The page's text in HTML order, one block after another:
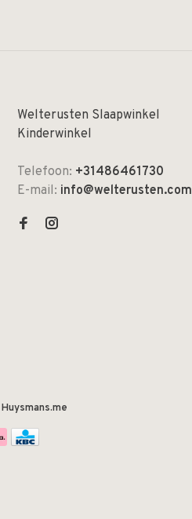
Welterusten Slaapwinkel
Kinderwinkel
Telefoon: +31486461730
E-mail: info@welterusten.com
Huysmans.me